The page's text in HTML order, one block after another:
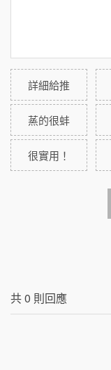
詳細給推
蒸的很蚌
很實用！
共0 則回應